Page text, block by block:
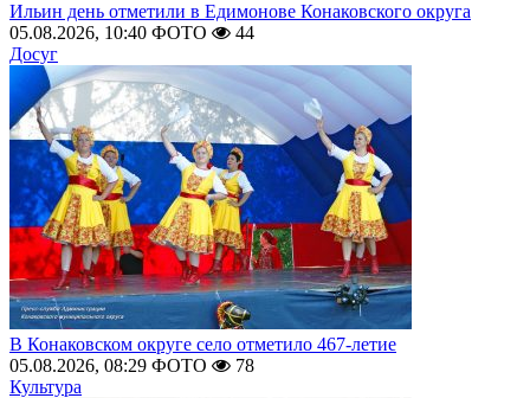
Ильин день отметили в Едимонове Конаковского округа
05.08.2026, 10:40 ФОТО
44
Досуг
В Конаковском округе село отметило 467-летие
05.08.2026, 08:29 ФОТО
78
Культура